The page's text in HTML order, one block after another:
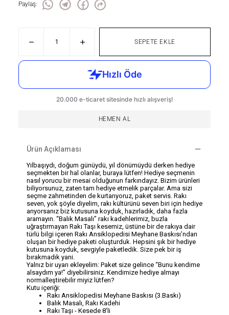
Paylaş:
SEPETE EKLE
HEMEN AL
Ürün Açıklaması
Yılbaşıydı, doğum günüydü, yıl dönümüydü derken hediye
seçmekten bir hal olanlar, buraya lütfen! Hediye seçmenin
nasıl yorucu bir mesai olduğunun farkındayız. Bizim ürünleri
biliyorsunuz, zaten tam hediye etmelik parçalar. Ama sizi
seçme zahmetinden de kurtarıyoruz, paket servis. Rakı
seven, yok şöyle diyelim, rakı kültürünü seven biri için hediye
arıyorsanız biz kutusuna koyduk, hazırladık, daha fazla
aramayın. “Balık Masalı” rakı kadehlerimiz, buzla
uğraştırmayan Rakı Taşı kesemiz, üstüne bir de rakıya dair
türlü bilgi içeren Rakı Ansiklopedisi Meyhane Baskısı’ndan
oluşan bir hediye paketi oluşturduk. Hepsini şık bir hediye
kutusuna koyduk, sevgiyle paketledik. Size pek bir iş
bırakmadık yani.
Yalnız bir uyarı ekleyelim: Paket size gelince “Bunu kendime
alsaydım ya!” diyebilirsiniz. Kendimize hediye almayı
normalleştirebilir miyiz lütfen?
Kutu içeriği:
Rakı Ansiklopedisi Meyhane Baskısı (3.Baskı)
Balık Masalı, Rakı Kadehi
Rakı Taşı - Kesede 8'li